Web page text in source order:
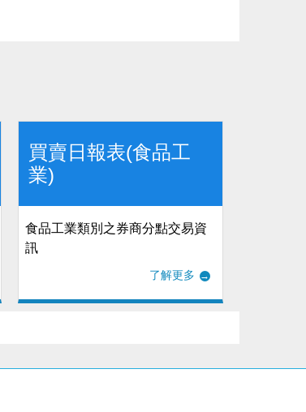
買賣日報表(食品工
業)
食品工業類別之券商分點交易資
訊
了解更多